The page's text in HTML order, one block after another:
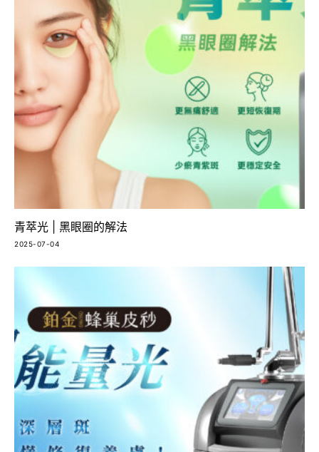
青萃光 | 黑眼圈的解法
2025-07-04